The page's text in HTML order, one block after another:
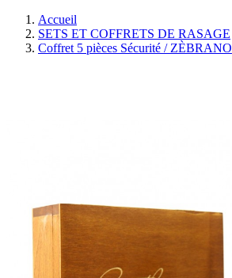
Accueil
SETS ET COFFRETS DE RASAGE
Coffret 5 pièces Sécurité / ZÈBRANO